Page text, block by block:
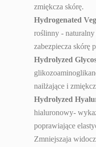
zmiękcza skórę.
Hydrogenated
roślinny - naturalny
zabezpiecza skórę
Hydrolyzed
nailżające i
Hydrolyzed
hialuronowy-
poprawiające
Zmniejszaja